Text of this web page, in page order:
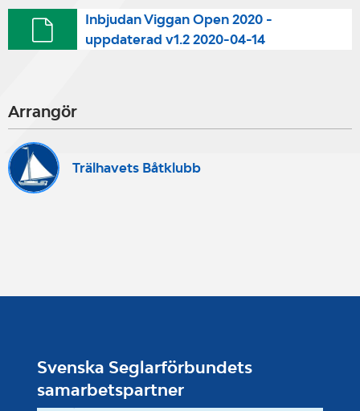
Inbjudan Viggan Open 2020 -
uppdaterad v1.2 2020-04-14
Arrangör
Trälhavets Båtklubb
Svenska Seglarförbundets
samarbetspartner